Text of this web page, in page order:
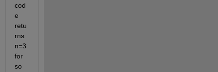
cod
e
retu
rns
n=3
for
so